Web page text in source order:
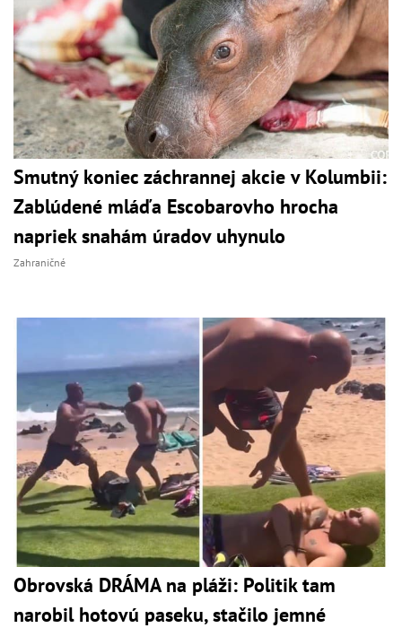
Smutný koniec záchrannej akcie v Kolumbii:
Zablúdené mláďa Escobarovho hrocha
napriek snahám úradov uhynulo
Zahraničné
Obrovská DRÁMA na pláži: Politik tam
narobil hotovú paseku, stačilo jemné